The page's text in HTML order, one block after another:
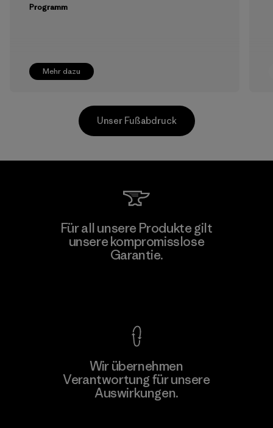
Mehr dazu
Programm
W.L. Gore & Associates, Inc.
Material-supplier
Unser Fußabdruck
Für all unsere Produkte gilt
unsere kompromisslose
Garantie.
Wir übernehmen
Verantwortung für unsere
Auswirkungen.